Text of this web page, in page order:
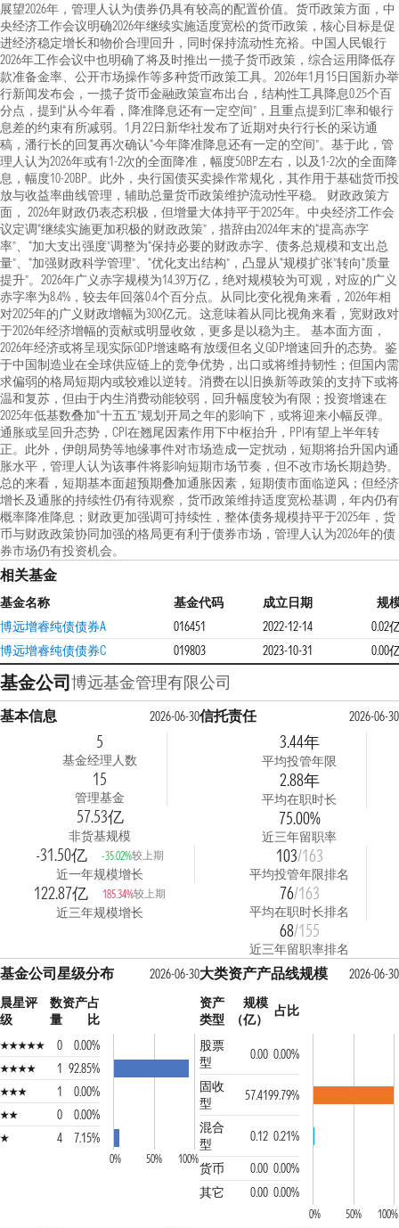
展望2026年，管理人认为债券仍具有较高的配置价值。货币政策方面，中
央经济工作会议明确2026年继续实施适度宽松的货币政策，核心目标是促
进经济稳定增长和物价合理回升，同时保持流动性充裕。中国人民银行
2026年工作会议中也明确了将及时推出一揽子货币政策，综合运用降低存
款准备金率、公开市场操作等多种货币政策工具。2026年1月15日国新办举
行新闻发布会，一揽子货币金融政策宣布出台，结构性工具降息0.25个百
分点，提到“从今年看，降准降息还有一定空间”，且重点提到汇率和银行
息差的约束有所减弱。1月22日新华社发布了近期对央行行长的采访通
稿，潘行长的回复再次确认“今年降准降息还有一定的空间”。基于此，管
理人认为2026年或有1-2次的全面降准，幅度50BP左右，以及1-2次的全面降
息，幅度10-20BP。此外，央行国债买卖操作常规化，其作用于基础货币投
放与收益率曲线管理，辅助总量货币政策维护流动性平稳。 财政政策方
面， 2026年财政仍表态积极，但增量大体持平于2025年。中央经济工作会
议定调“继续实施更加积极的财政政策”，措辞由2024年末的“提高赤字
率”、“加大支出强度”调整为“保持必要的财政赤字、债务总规模和支出总
量”、“加强财政科学管理”、“优化支出结构”，凸显从“规模扩张”转向“质量
提升”。2026年广义赤字规模为14.39万亿，绝对规模较为可观，对应的广义
赤字率为8.4%，较去年回落0.4个百分点。从同比变化视角来看，2026年相
对2025年的广义财政增幅为300亿元。这意味着从同比视角来看，宽财政对
于2026年经济增幅的贡献或明显收敛，更多是以稳为主。 基本面方面，
2026年经济或将呈现实际GDP增速略有放缓但名义GDP增速回升的态势。鉴
于中国制造业在全球供应链上的竞争优势，出口或将维持韧性；但国内需
求偏弱的格局短期内或较难以逆转。消费在以旧换新等政策的支持下或将
温和复苏，但由于内生消费动能较弱，回升幅度较为有限；投资增速在
2025年低基数叠加“十五五”规划开局之年的影响下，或将迎来小幅反弹。
通胀或呈回升态势，CPI在翘尾因素作用下中枢抬升，PPI有望上半年转
正。此外，伊朗局势等地缘事件对市场造成一定扰动，短期将抬升国内通
胀水平，管理人认为该事件将影响短期市场节奏，但不改市场长期趋势。
总的来看，短期基本面超预期叠加通胀因素，短期债市面临逆风；但经济
增长及通胀的持续性仍有待观察，货币政策维持适度宽松基调，年内仍有
概率降准降息；财政更加强调可持续性，整体债务规模持平于2025年，货
币与财政政策协同加强的格局更有利于债券市场，管理人认为2026年的债
券市场仍有投资机会。
相关基金
基金名称 基金代码 成立日期
规
博远增睿纯债债券A
016451 2022-12-14
0.02
博远增睿纯债债券C
019803 2023-10-31 0.00
基金公司博远基金管理有限公司
基本信息 2026-06-30
5
基金经理人数
15
管理基金
57.53亿
非货基规模
-31.50亿 -35.02%较上期
近一年规模增长
122.87亿 185.34%较上期
近三年规模增长
信托责任 2026-06-30
3.44年
平均投管年限
2.88年
平均在职时长
75.00%
近三年留职率
103/163
平均投管年限排名
76/163
平均在职时长排名
68/155
近三年留职率排名
基金公司星级分布
2026-06-30
晨星评
级
数
量
资产占
比
0
0.00%
1 92.85%
1
0.00%
0
0.00%
4
7.15%
0% 50% 100%
大类资产产品线规模
2026-06-30
资产
类型
规模
（亿）
占比
股票
型
0.00 0.00%
固收
型
57.4199.79%
混合
型
0.12 0.21%
货币
0.00 0.00%
其它
0.00 0.00%
0% 50% 100%